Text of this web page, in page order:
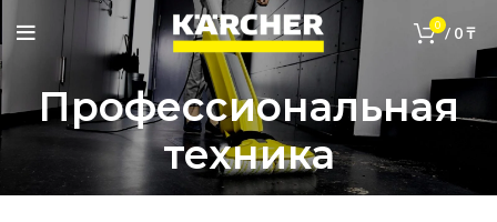
0 / 0₸
Профессиональная
техника